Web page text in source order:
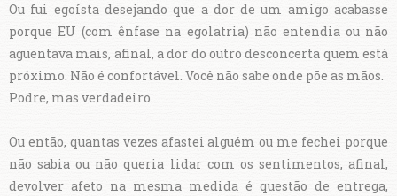
Ou fui egoísta desejando que a dor de um amigo acabasse
porque EU (com ênfase na egolatria) não entendia ou não
aguentava mais, afinal, a dor do outro desconcerta quem está
próximo. Não é confortável. Você não sabe onde põe as mãos.
Podre, mas verdadeiro.
Ou então, quantas vezes afastei alguém ou me fechei porque
não sabia ou não queria lidar com os sentimentos, afinal,
devolver afeto na mesma medida é questão de entrega,